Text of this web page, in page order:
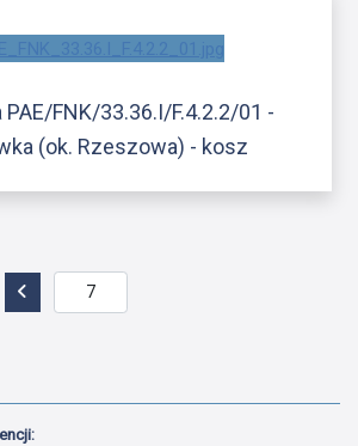
PAE/FNK/33.36.I/F.4.2.2/01 -
(ok. Rzeszowa) - kosz
do pierwszej strony
Przejdź do poprzedniej strony